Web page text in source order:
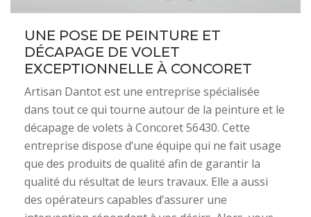
UNE POSE DE PEINTURE ET
DÉCAPAGE DE VOLET
EXCEPTIONNELLE À CONCORET
Artisan Dantot est une entreprise spécialisée
dans tout ce qui tourne autour de la peinture et le
décapage de volets à Concoret 56430. Cette
entreprise dispose d’une équipe qui ne fait usage
que des produits de qualité afin de garantir la
qualité du résultat de leurs travaux. Elle a aussi
des opérateurs capables d’assurer une